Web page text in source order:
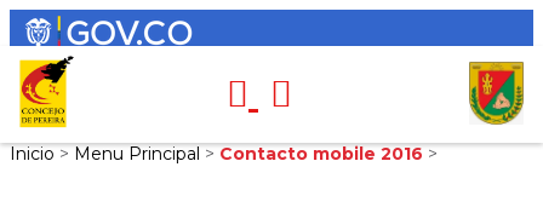
Inicio > Menu Principal > Contacto mobile 2016 >